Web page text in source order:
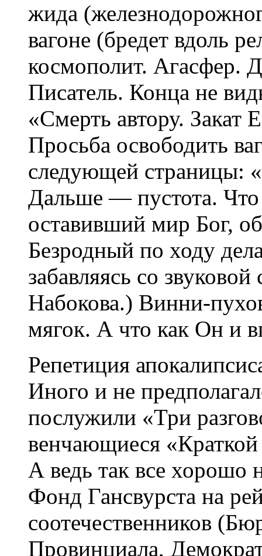
жида
вагоне (бредет вдоль
космополит. Агасфер.
Писатель. Конца не
«Смерть автору. Закат
Просьба освободить
следующей страницы:
Дальше — пустота.
оставивший мир Бог,
Безродный по ходу
забавляясь со
Набокова.) Винни-
мягок. А что как Он и
Репетиция
Иного и не
послужили «Три
венчающиеся
А ведь так все хорошо
Фонд Гансвурста на
соотечественников
Провинциала,